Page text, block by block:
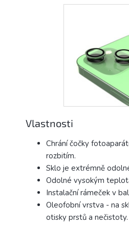
Vlastnosti
Chrání čočky
rozbitím.
Sklo je extrémně
Odolné vysokým
Instalační rámeček v
Oleofobní vrstva - na
otisky prstů a nečistoty.